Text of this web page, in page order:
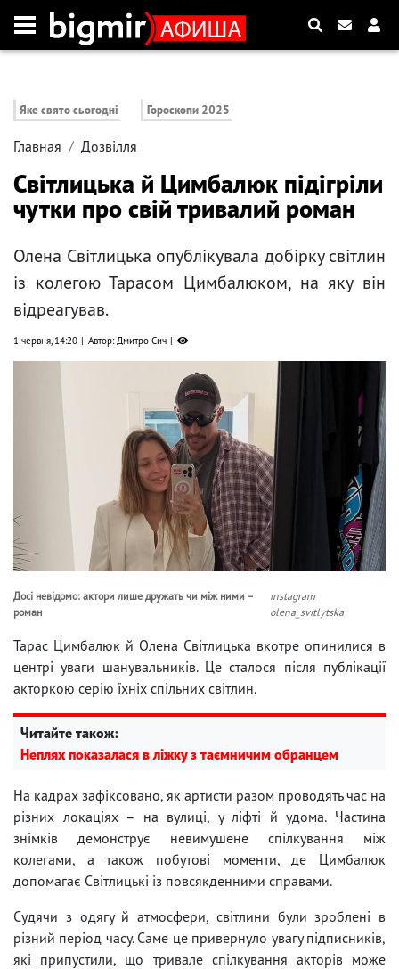
Яке свято сьогодні Гороскопи 2025
Главная Дозвілля
Світлицька й Цимбалюк підігріли
чутки про свій тривалий роман
Олена Світлицька опублікувала добірку світлин
із колегою Тарасом Цимбалюком, на яку він
відреагував.
1 червня, 14:20 Автор: Дмитро Сич
Досі невідомо: актори лише дружать чи між ними –
роман
instagram
olena_svitlytska
Тарас Цимбалюк й Олена Світлицька вкотре опинилися в
центрі уваги шанувальників. Це сталося після публікації
акторкою серію їхніх спільних світлин.
Читайте також:
Неплях показалася в ліжку з таємничим обранцем
На кадрах зафіксовано, як артисти разом проводять час на
різних локаціях – на вулиці, у ліфті й удома. Частина
знімків демонструє невимушене спілкування між
колегами, а також побутові моменти, де Цимбалюк
допомагає Світлицькі із повсякденними справами.
Судячи з одягу й атмосфери, світлини були зроблені в
різний період часу. Саме це привернуло увагу підписників,
які припустили, що тривале спілкування акторів може